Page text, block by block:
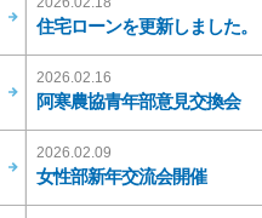
住宅ローンを更新しました。
2026.02.16
阿寒農協青年部意見交換会
2026.02.09
女性部新年交流会開催